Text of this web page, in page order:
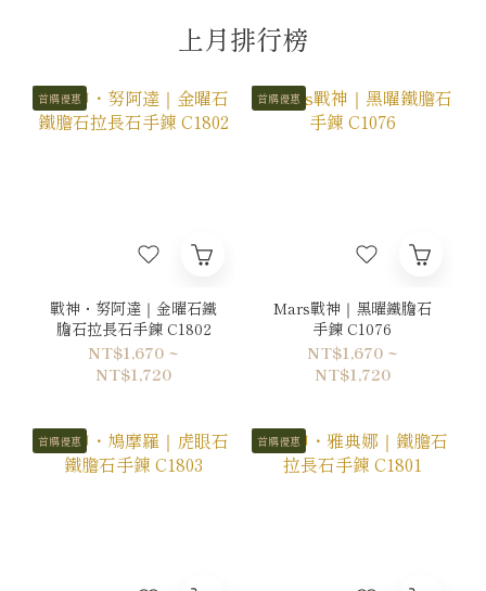
上月排行榜
首購優惠
戰神・努阿達｜金曜石鐵
膽石拉長石手鍊 C1802
NT$1,670 ~
NT$1,720
首購優惠
Mars戰神｜黑曜鐵膽石
手鍊 C1076
NT$1,670 ~
NT$1,720
首購優惠 首購優惠